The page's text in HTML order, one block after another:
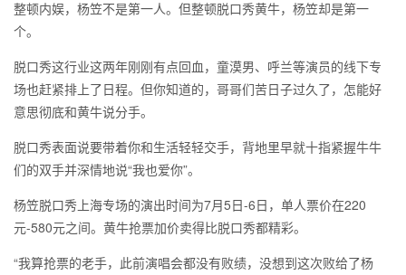
整顿内娱，杨笠不是第一人。但整顿脱口秀黄牛，杨笠却是第一
个。
脱口秀这行业这两年刚刚有点回血，童漠男、呼兰等演员的线下专
场也赶紧排上了日程。但你知道的，哥哥们苦日子过久了，怎能好
意思彻底和黄牛说分手。
脱口秀表面说要带着你和生活轻轻交手，背地里早就十指紧握牛牛
们的双手并深情地说“我也爱你”。
杨笠脱口秀上海专场的演出时间为7月5日-6日，单人票价在220
元-580元之间。黄牛抢票加价卖得比脱口秀都精彩。
“我算抢票的老手，此前演唱会都没有败绩，没想到这次败给了杨